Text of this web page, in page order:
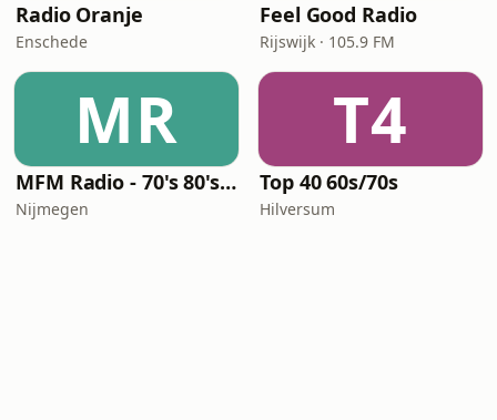
Radio Oranje
Enschede
Feel Good Radio
Rijswijk · 105.9 FM
MR
MFM Radio - 70's 80's 90's
Nijmegen
T4
Top 40 60s/70s
Hilversum